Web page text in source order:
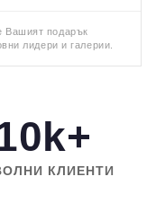
Вашият подарък
лидери и галерии.
КЛИЕНТИ